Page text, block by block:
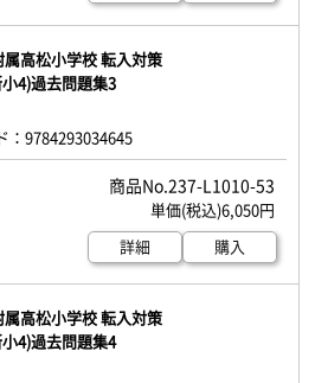
高松小学校 転入対策
4)過去問題集3
：9784293034645
237-L1010-53
6,050円
詳細
購入
高松小学校 転入対策
4)過去問題集4